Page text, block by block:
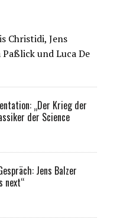
Christidi, Jens
und Luca De
„Der Krieg der
der Science
Jens Balzer
next“